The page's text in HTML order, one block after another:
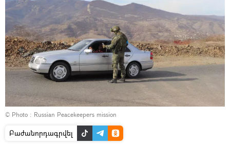
© Photo : Russian Peacekeepers mission
Բաժանորդագրվել